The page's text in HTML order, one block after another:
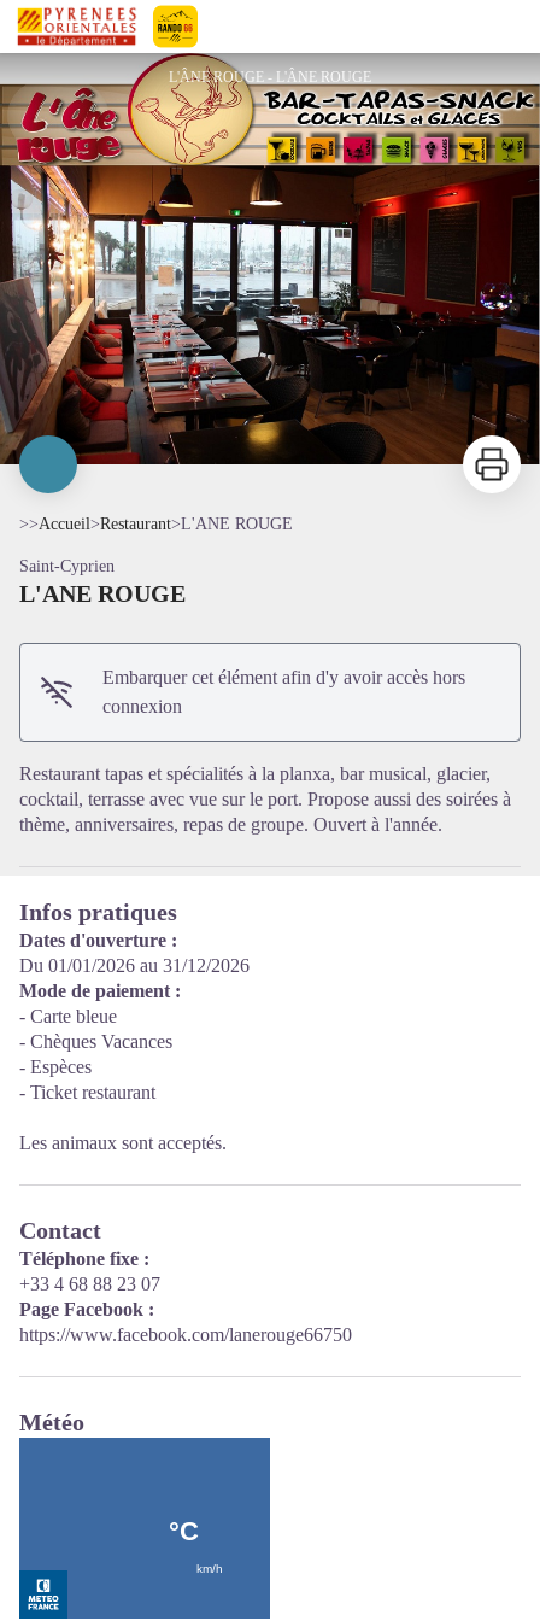
Pyrénées-Orientales Le Département
L'ANE ROUGE
L'ÂNE ROUGE - L'ÂNE ROUGE
Voir l'image en plein écran
Imprimer
>>Accueil>Restaurant>L'ANE ROUGE
Saint-Cyprien
L'ANE ROUGE
Embarquer cet élément afin d'y avoir accès hors
connexion
Restaurant tapas et spécialités à la planxa, bar musical, glacier,
cocktail, terrasse avec vue sur le port. Propose aussi des soirées à
thème, anniversaires, repas de groupe. Ouvert à l'année.
Infos pratiques
Dates d'ouverture :
Du 01/01/2026 au 31/12/2026
Mode de paiement :
- Carte bleue
- Chèques Vacances
- Espèces
- Ticket restaurant
Les animaux sont acceptés.
Contact
Téléphone fixe :
+33 4 68 88 23 07
Page Facebook :
https://www.facebook.com/lanerouge66750
Météo